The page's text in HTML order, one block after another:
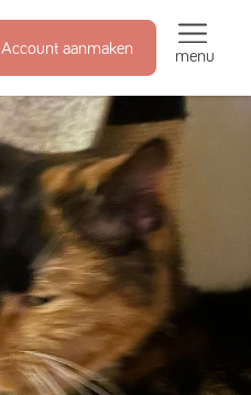
Account aanmaken menu